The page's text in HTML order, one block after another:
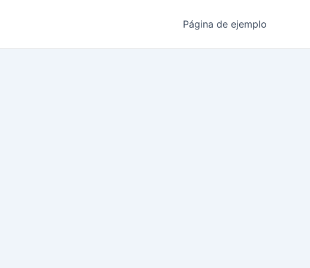
Página de ejemplo